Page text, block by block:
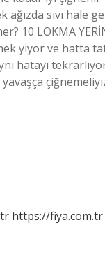
sıvı hale
10 LOKMA
yiyor ve hatta
hatayı
https://fiya.com.tr